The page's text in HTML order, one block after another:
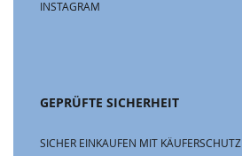
INSTAGRAM
GEPRÜFTE SICHERHEIT
SICHER EINKAUFEN MIT KÄUFERSCHUTZ